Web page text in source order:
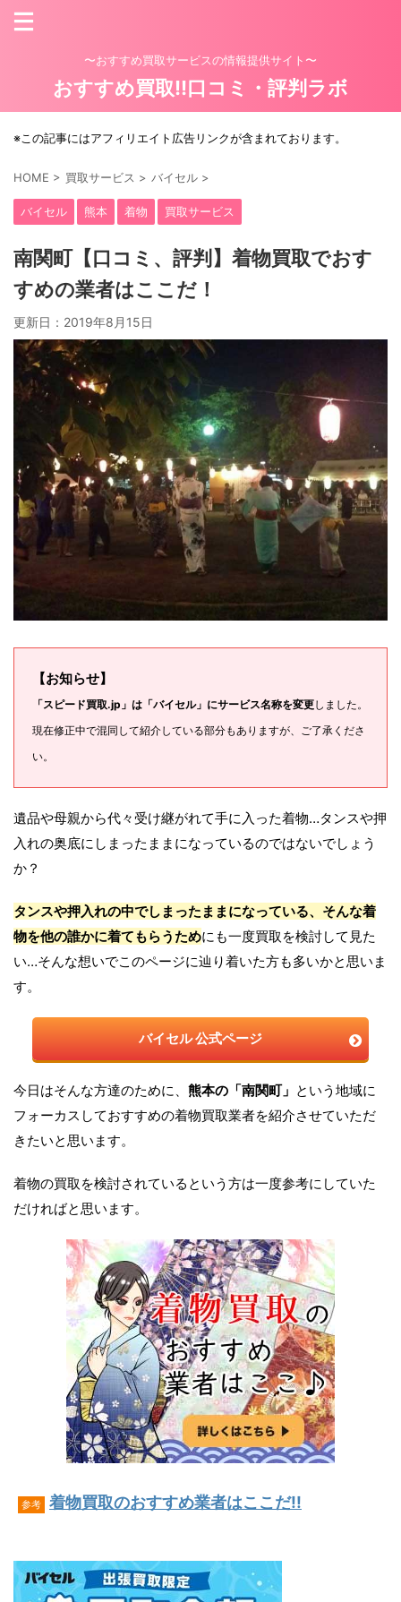
〜おすすめ買取サービスの情報提供サイト〜
おすすめ買取!!口コミ・評判ラボ
※この記事にはアフィリエイト広告リンクが含まれております。
HOME > 買取サービス > バイセル >
バイセル 熊本 着物 買取サービス
南関町【口コミ、評判】着物買取でおす
すめの業者はここだ！
更新日： 2019年8月15日
【お知らせ】
「スピード買取.jp」は「バイセル」にサービス名称を変更しました。
現在修正中で混同して紹介している部分もありますが、ご了承くださ
い。
遺品や母親から代々受け継がれて手に入った着物…タンスや押
入れの奥底にしまったままになっているのではないでしょう
か？
タンスや押入れの中でしまったままになっている、そんな着
物を他の誰かに着てもらうためにも一度買取を検討して見た
い…そんな想いでこのページに辿り着いた方も多いかと思いま
す。
バイセル公式ページ
今日はそんな方達のために、 熊本の「南関町」 という地域に
フォーカスしておすすめの着物買取業者を紹介させていただ
きたいと思います。
着物の買取を検討されているという方は一度参考にしていた
だければと思います。
参考 着物買取のおすすめ業者はここだ!!